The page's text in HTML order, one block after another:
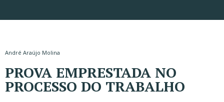
André Araújo Molina
PROVA EMPRESTADA NO
PROCESSO DO TRABALHO